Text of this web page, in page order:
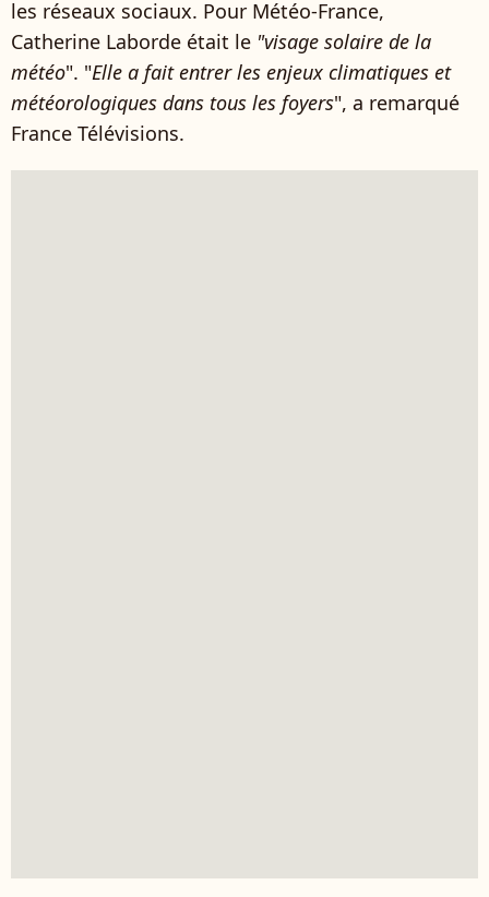
les réseaux sociaux. Pour Météo-France,
Catherine Laborde était le "visage solaire de la
météo". "Elle a fait entrer les enjeux climatiques et
météorologiques dans tous les foyers", a remarqué
France Télévisions.